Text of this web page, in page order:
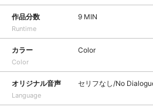
作品分数
Runtime
9 MIN
カラー
Color
Color
オリジナル音声
Language
セリフなし/No